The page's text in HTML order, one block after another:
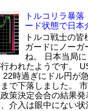
トルコリラ暴
ード状態で日本
トルコ戦士の
ガードにノーガ
ね。 日本当局
われたようです。
22時過ぎにドル円が
で下落しました。
策決定会合の結果発
介入は眼中にない状